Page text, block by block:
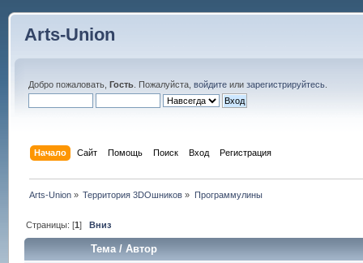
Arts-Union
Добро пожаловать, Гость. Пожалуйста, войдитеили зарегистрируйтесь.
Начало Сайт Помощь Поиск Вход Регистрация
Arts-Union » Территория 3DOшников » Программулины
Страницы: [1]Вниз
Тема/ Автор